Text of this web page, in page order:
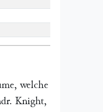
welche
Knight,